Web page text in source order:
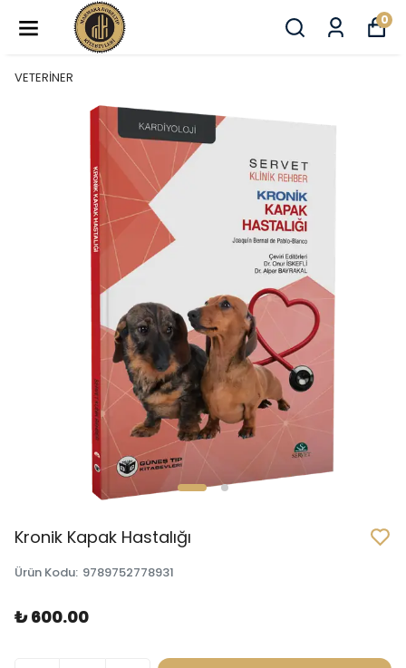
0
VETERİNER
Kronik Kapak Hastalığı
Ürün Kodu: 9789752778931
₺ 600.00